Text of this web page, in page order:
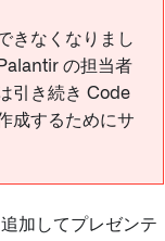
きなくなりまし
の担当者
引き続き Code
成するためにサ
加してプレゼンテ